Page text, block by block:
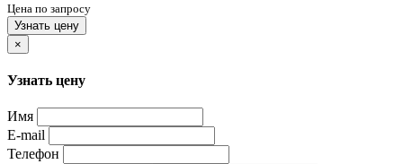
Цена по запросу
Узнать цену
×
Узнать цену
Имя
E-mail
Телефон